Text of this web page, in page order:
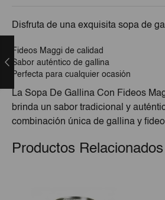
Disfruta de una exquisita sopa de
Fideos Maggi de calidad
Sabor auténtico de gallina
Perfecta para cualquier ocasión
La Sopa De Gallina Con Fideos
brinda un sabor tradicional y
combinación única de gallina y
Productos Relacionados